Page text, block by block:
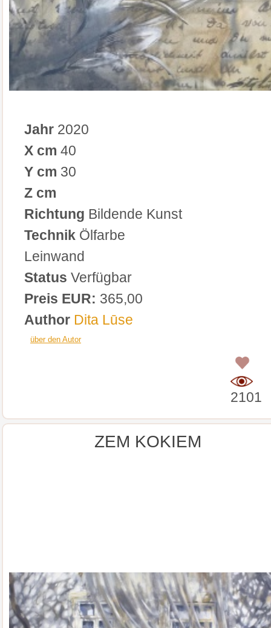
Jahr 2020
X cm 40
Y cm 30
Z cm
Richtung Bildende Kunst
Technik Ölfarbe
Leinwand
Status Verfügbar
Preis EUR: 365,00
Author Dita Lūse
über den Autor
2101
ZEM KOKIEM